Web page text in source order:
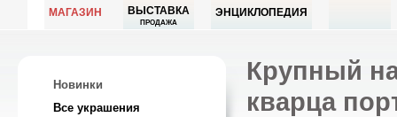
МАГАЗИН ВЫСТАВКА
ПРОДАЖА
ЭНЦИКЛОПЕДИЯ
Новинки
Все украшения
Крупный
кварца